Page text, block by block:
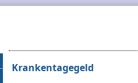
Krankentagegeld